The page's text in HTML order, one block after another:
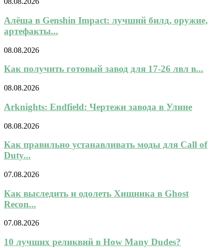
Алёша в Genshin Impact: лучший билд, оружие,
артефакты...
08.08.2026
Как получить готовый завод для 17-26 лвл в...
08.08.2026
Arknights: Endfield: Чертежи завода в Улине
08.08.2026
Как правильно устанавливать моды для Call of
Duty...
07.08.2026
Как выследить и одолеть Хищника в Ghost
Recon...
07.08.2026
10 лучших реликвий в How Many Dudes?